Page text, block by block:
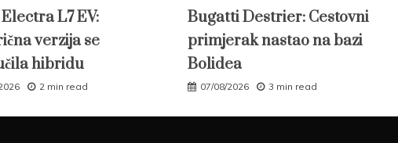
L7 EV:
verzija se
hibridu
2 min read
Bugatti Destrier: Cestovni
primjerak nastao na bazi
Bolidea
07/08/2026 3 min read